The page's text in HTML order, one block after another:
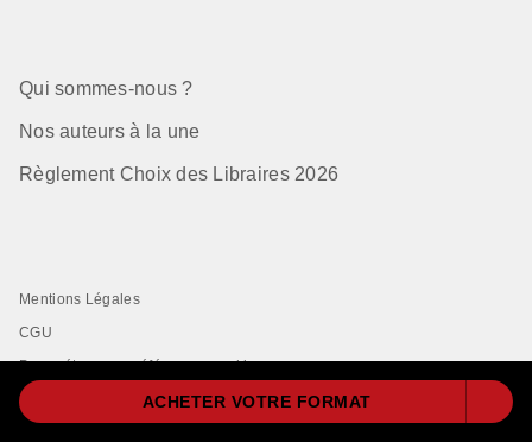
ACHETER VOTRE FORMAT
Qui sommes-nous ?
Nos auteurs à la une
Règlement Choix des Libraires 2026
Mentions Légales
CGU
Paramétrer vos préférences cookies
Données Personnelles